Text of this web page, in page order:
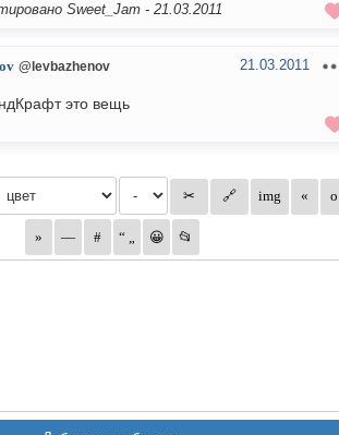
Sweet_Jam - 21.03.2011
@levbazhenov 21.03.2011
это вещь